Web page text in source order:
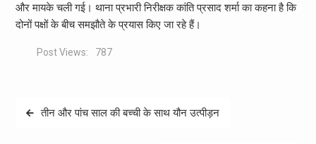
और मायके चली गई। थाना प्रभारी निरीक्षक कांति प्रसाद शर्मा का कहना है कि
दोनों पक्षों के बीच समझौते के प्रयास किए जा रहे हैं।
Post Views: 787
Postतीन और पांच साल की बच्ची के साथ यौन उत्पीड़न